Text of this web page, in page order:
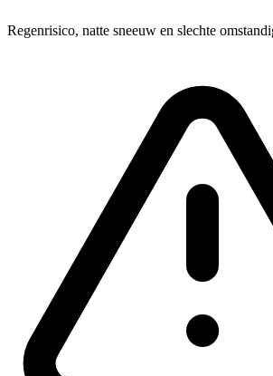
Regenrisico, natte sneeuw en slechte